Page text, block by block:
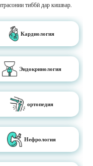
тиббӣ дар кишвар.
Кардиология
Эндокринология
ортопедия
Нефрология